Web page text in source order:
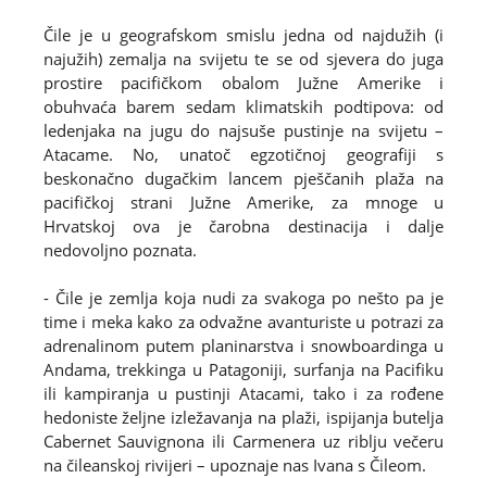
Čile je u geografskom smislu jedna od najdužih (i
najužih) zemalja na svijetu te se od sjevera do juga
prostire pacifičkom obalom Južne Amerike i
obuhvaća barem sedam klimatskih podtipova: od
ledenjaka na jugu do najsuše pustinje na svijetu –
Atacame. No, unatoč egzotičnoj geografiji s
beskonačno dugačkim lancem pješčanih plaža na
pacifičkoj strani Južne Amerike, za mnoge u
Hrvatskoj ova je čarobna destinacija i dalje
nedovoljno poznata.
- Čile je zemlja koja nudi za svakoga po nešto pa je
time i meka kako za odvažne avanturiste u potrazi za
adrenalinom putem planinarstva i snowboardinga u
Andama, trekkinga u Patagoniji, surfanja na Pacifiku
ili kampiranja u pustinji Atacami, tako i za rođene
hedoniste željne izležavanja na plaži, ispijanja butelja
Cabernet Sauvignona ili Carmenera uz riblju večeru
na čileanskoj rivijeri – upoznaje nas Ivana s Čileom.